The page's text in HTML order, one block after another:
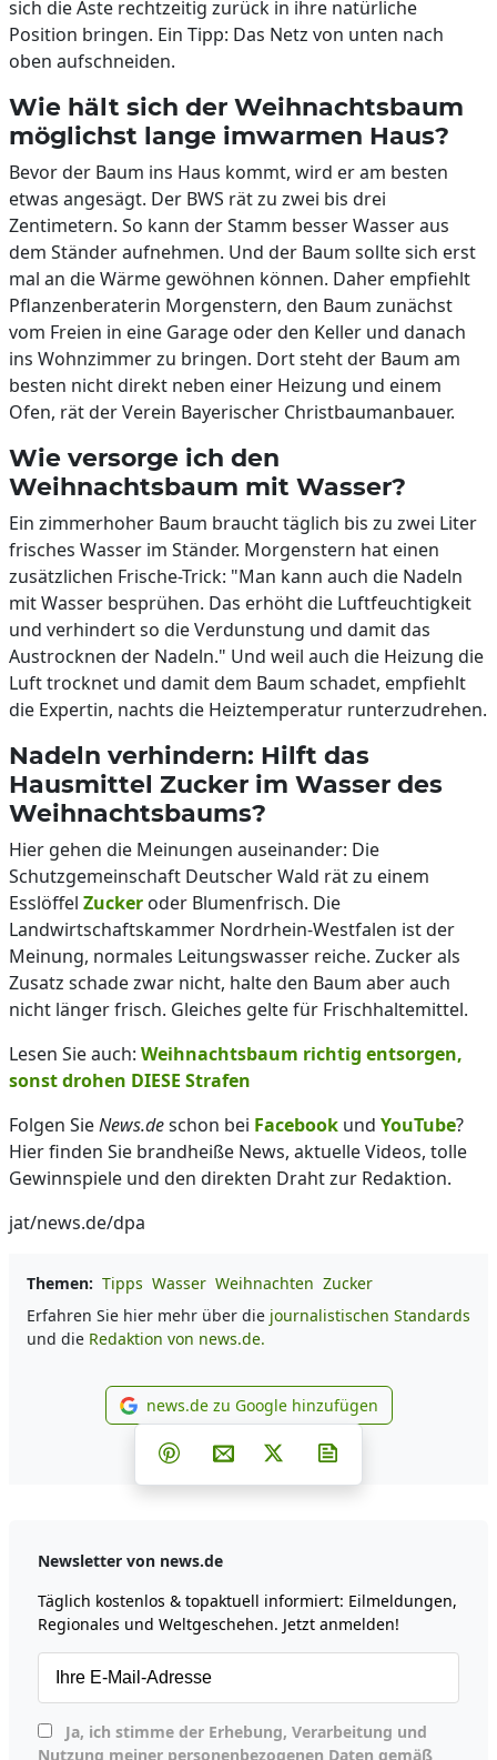
sich die Äste rechtzeitig zurück in ihre natürliche
Position bringen. Ein Tipp: Das Netz von unten nach
oben aufschneiden.
Wie hält sich der Weihnachtsbaum
möglichst lange imwarmen Haus?
Bevor der Baum ins Haus kommt, wird er am besten
etwas angesägt. Der BWS rät zu zwei bis drei
Zentimetern. So kann der Stamm besser Wasser aus
dem Ständer aufnehmen. Und der Baum sollte sich erst
mal an die Wärme gewöhnen können. Daher empfiehlt
Pflanzenberaterin Morgenstern, den Baum zunächst
vom Freien in eine Garage oder den Keller und danach
ins Wohnzimmer zu bringen. Dort steht der Baum am
besten nicht direkt neben einer Heizung und einem
Ofen, rät der Verein Bayerischer Christbaumanbauer.
Wie versorge ich den
Weihnachtsbaum mit Wasser?
Ein zimmerhoher Baum braucht täglich bis zu zwei Liter
frisches Wasser im Ständer. Morgenstern hat einen
zusätzlichen Frische-Trick: "Man kann auch die Nadeln
mit Wasser besprühen. Das erhöht die Luftfeuchtigkeit
und verhindert so die Verdunstung und damit das
Austrocknen der Nadeln." Und weil auch die Heizung die
Luft trocknet und damit dem Baum schadet, empfiehlt
die Expertin, nachts die Heiztemperatur runterzudrehen.
Nadeln verhindern: Hilft das
Hausmittel Zucker im Wasser des
Weihnachtsbaums?
Hier gehen die Meinungen auseinander: Die
Schutzgemeinschaft Deutscher Wald rät zu einem
Esslöffel Zucker oder Blumenfrisch. Die
Landwirtschaftskammer Nordrhein-Westfalen ist der
Meinung, normales Leitungswasser reiche. Zucker als
Zusatz schade zwar nicht, halte den Baum aber auch
nicht länger frisch. Gleiches gelte für Frischhaltemittel.
Lesen Sie auch: Weihnachtsbaum richtig entsorgen,
sonst drohen DIESE Strafen
Folgen SieNews.deschon bei Facebook und YouTube?
Hier finden Sie brandheiße News, aktuelle Videos, tolle
Gewinnspiele und den direkten Draht zur Redaktion.
jat/news.de/dpa
Themen: Tipps Wasser Weihnachten Zucker
Erfahren Sie hier mehr über die journalistischen Standards
und die Redaktion von news.de.
news.de zu Google
news.de zu Google hinzufügen
Teilen auf Facebook
Teilen auf Whatsapp
Teilen auf Telegram
Teilen auf Pinterest
Per E-Mail teilen
Post auf X
Newsletter von news.de
Täglich kostenlos & topaktuell informiert: Eilmeldungen,
Regionales und Weltgeschehen. Jetzt anmelden!
Nutzung meiner personenbezogenen Daten gemäß